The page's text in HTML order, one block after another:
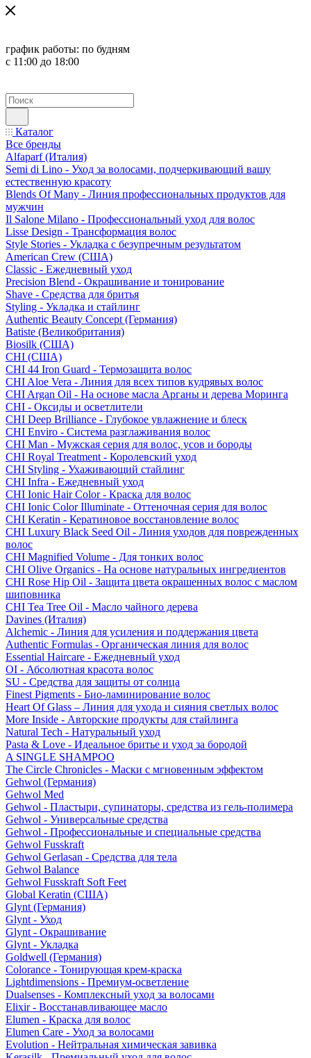
график работы: по будням
с 11:00 до 18:00
Каталог
Все бренды
Alfaparf (Италия)
Semi di Lino - Уход за волосами, подчеркивающий вашу
естественную красоту
Blends Of Many - Линия профессиональных продуктов для
мужчин
Il Salone Milano - Профессиональный уход для волос
Lisse Design - Трансформация волос
Style Stories - Укладка с безупречным результатом
American Crew (США)
Classic - Ежедневный уход
Precision Blend - Окрашивание и тонирование
Shave - Средства для бритья
Styling - Укладка и стайлинг
Authentic Beauty Concept (Германия)
Batiste (Великобритания)
Biosilk (США)
CHI (США)
CHI 44 Iron Guard - Термозащита волос
CHI Aloe Vera - Линия для всех типов кудрявых волос
CHI Argan Oil - На основе масла Арганы и дерева Моринга
CHI - Оксиды и осветлители
CHI Deep Brilliance - Глубокое увлажнение и блеск
CHI Enviro - Система разглаживания волос
CHI Man - Мужская серия для волос, усов и бороды
CHI Royal Treatment - Королевский уход
CHI Styling - Ухаживающий стайлинг
CHI Infra - Ежедневный уход
CHI Ionic Hair Color - Краска для волос
CHI Ionic Color Illuminate - Оттеночная серия для волос
CHI Keratin - Кератиновое восстановление волос
CHI Luxury Black Seed Oil - Линия уходов для поврежденных
волос
CHI Magnified Volume - Для тонких волос
CHI Olive Organics - На основе натуральных ингредиентов
CHI Rose Hip Oil - Защита цвета окрашенных волос с маслом
шиповника
CHI Tea Tree Oil - Масло чайного дерева
Davines (Италия)
Alchemic - Линия для усиления и поддержания цвета
Authentic Formulas - Органическая линия для волос
Essential Haircare - Eжедневный уход
OI - Абсолютная красота волос
SU - Средства для защиты от солнца
Finest Pigments - Био-ламинирование волос
Heart Of Glass – Линия для ухода и сияния светлых волос
More Inside - Авторские продукты для стайлинга
Natural Tech - Натуральный уход
Pasta & Love - Идеальное бритье и уход за бородой
A SINGLE SHAMPOO
The Circle Chronicles - Маски с мгновенным эффектом
Gehwol (Германия)
Gehwol Med
Gehwol - Пластыри, супинаторы, средства из гель-полимера
Gehwol - Универсальные средства
Gehwol - Профессиональные и специальные средства
Gehwol Fusskraft
Gehwol Gerlasan - Средства для тела
Gehwol Balance
Gehwol Fusskraft Soft Feet
Global Keratin (США)
Glynt (Германия)
Glynt - Уход
Glynt - Окрашивание
Glynt - Укладка
Goldwell (Германия)
Colorance - Тонирующая крем-краска
Lightdimensions - Премиум-осветление
Dualsenses - Комплексный уход за волосами
Elixir - Восстанавливающее масло
Elumen - Краска для волос
Elumen Care - Уход за волосами
Evolution - Нейтральная химическая завивка